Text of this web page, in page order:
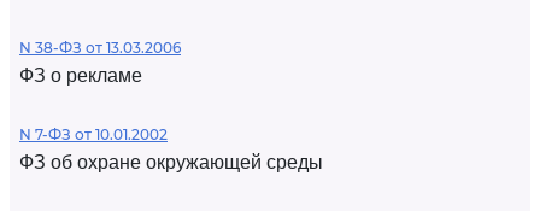
N 38-ФЗ от 13.03.2006
ФЗ о рекламе
N 7-ФЗ от 10.01.2002
ФЗ об охране окружающей среды